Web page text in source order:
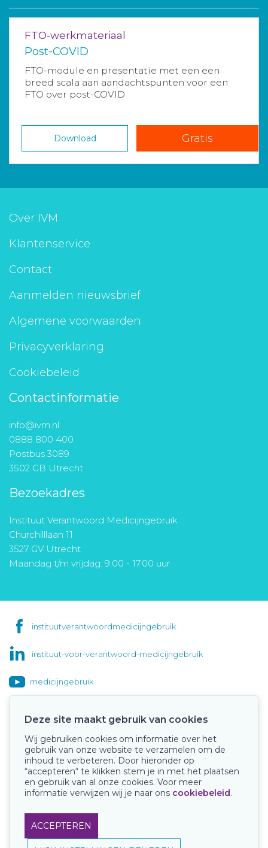
FTO-werkmateriaal
Post-COVID
FTO-module en presentatie met een een
breed scala aan aandachtspunten voor een
FTO over post-COVID
Download Gratis
Over IVM
Klantenservice
Contact
Aanmelden nieuwsbrief
Algemene voorwaarden
Privacyverklaring
Cookiebeleid
Contactinformatie
info@ivm.nl
0888 800 400
Postbus 3089
3502 GB Utrecht
Bezoekadres
Instituut Verantwoord Medicijngebruik
Churchilllaan 11
3527 GV Utrecht
Maandag t/m vrijdag: 9.00 - 17.00 uur
instituutverantwoordmedicijngebruik
instituut-voor-verantwoord-medicijngebruik
medicijngebruik
Onze keurmerken
Deze site maakt gebruik van cookies
Wij gebruiken cookies om informatie over het
gebruik van onze website te verzamelen om de
inhoud te verbeteren. Door hieronder op
“accepteren“ te klikken stem je in met het plaatsen
en gebruik van al onze cookies. Voor meer
informatie verwijzen wij je naar ons cookiebeleid.
ACCEPTEREN